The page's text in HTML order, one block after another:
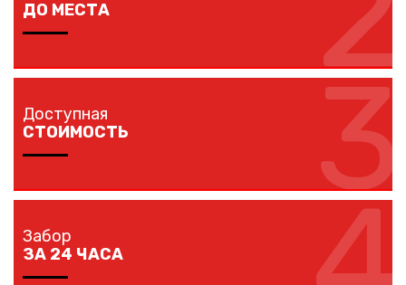
ДО МЕСТА
Мы доставляем комплектующие забора на любой
объект в вашем городе в кратчайшие сроки
собственным транспортом.
3
Доступная
СТОИМОСТЬ
решений по конкурентной цене.
Забор
ЗА 24 ЧАСА